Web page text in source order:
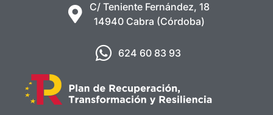
C/ Teniente Fernández, 18
14940 Cabra (Córdoba)
624 60 83 93